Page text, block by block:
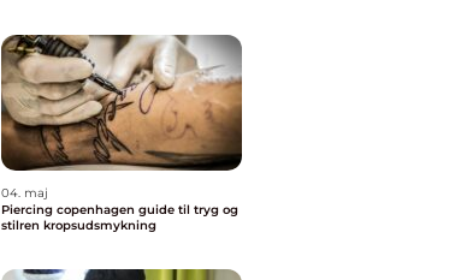
04. maj
Piercing copenhagen guide til tryg og
stilren kropsudsmykning